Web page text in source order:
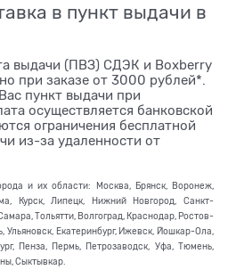
в пункт выдачи в
выдачи (ПВЗ) СДЭК и Boxberry
при заказе от 3000 рублей*.
пункт выдачи при
осуществляется банковской
ограничения бесплатной
из-за удаленности от
и их области: Москва, Брянск, Воронеж,
Курск, Липецк, Нижний Новгород, Санкт-
Тольятти, Волгоград, Краснодар, Ростов-
Ульяновск, Екатеринбург, Ижевск, Йошкар-Ола,
Пенза, Пермь, Петрозаводск, Уфа, Тюмень,
Сыктывкар.